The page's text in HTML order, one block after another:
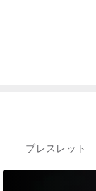
ブレスレット